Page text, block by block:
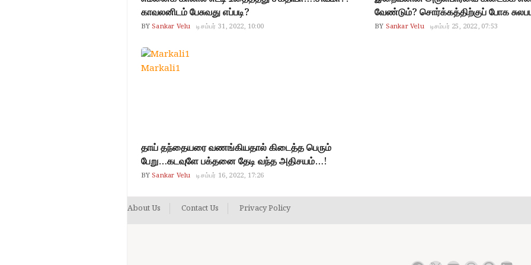
Kannappa nayanar
காவலனிடம் பேசுவது எப்படி?
BYSankar Velu டிசம்பர் 31, 2022, 10:00
வேண்டும்? சொர்க்கத்திற்குப் போக
BY Sankar Velu டிசம்பர் 25, 2022, 07:53
Markali1
தாய் தந்தையரை வணங்கியதால் கிடைத்த பெரும்
பேறு…கடவுளே பக்தனை தேடி வந்த அதிசயம்…!
BYSankar Velu டிசம்பர் 16, 2022, 17:26
About Us Contact Us Privacy Policy